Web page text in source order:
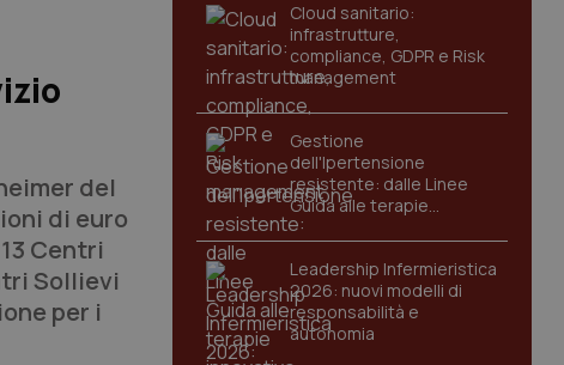
del
di euro
Centri
Sollievi
per i
Cloud sanitario:
infrastrutture,
compliance, GDPR e Risk
management
Gestione
dell'Ipertensione
resistente: dalle Linee
Guida alle terapie
innovative
Leadership Infermieristica
2026: nuovi modelli di
responsabilità e
autonomia